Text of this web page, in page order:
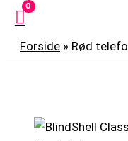
Forside » Rød